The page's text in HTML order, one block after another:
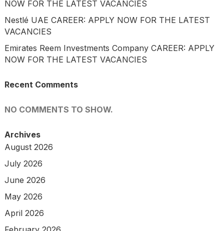
NOW FOR THE LATEST VACANCIES
Nestlé UAE CAREER: APPLY NOW FOR THE LATEST
VACANCIES
Emirates Reem Investments Company CAREER: APPLY
NOW FOR THE LATEST VACANCIES
Recent Comments
NO COMMENTS TO SHOW.
Archives
August 2026
July 2026
June 2026
May 2026
April 2026